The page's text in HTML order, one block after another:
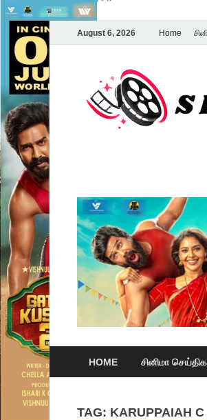
August 6, 2026 Home
HOME சினிமா
TAG: KARUPPAIAH C